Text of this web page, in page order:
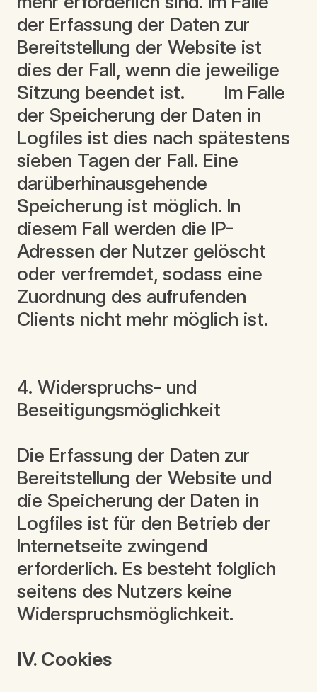
der Erfassung der Daten zur
Bereitstellung der Website ist
dies der Fall, wenn die jeweilige
Sitzung beendet ist. Im Falle
der Speicherung der Daten in
Logfiles ist dies nach spätestens
sieben Tagen der Fall. Eine
darüberhinausgehende
Speicherung ist möglich. In
diesem Fall werden die IP-
Adressen der Nutzer gelöscht
oder verfremdet, sodass eine
Zuordnung des aufrufenden
Clients nicht mehr möglich ist.
4. Widerspruchs- und
Beseitigungsmöglichkeit
Die Erfassung der Daten zur
Bereitstellung der Website und
die Speicherung der Daten in
Logfiles ist für den Betrieb der
Internetseite zwingend
erforderlich. Es besteht folglich
seitens des Nutzers keine
Widerspruchsmöglichkeit.
IV. Cookies